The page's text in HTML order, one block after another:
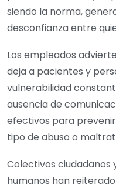
siendo la norma,
desconfianza entre
Los empleados
deja a pacientes y
vulnerabilidad
ausencia de
efectivos para
tipo de abuso o
Colectivos ciudadanos
humanos han